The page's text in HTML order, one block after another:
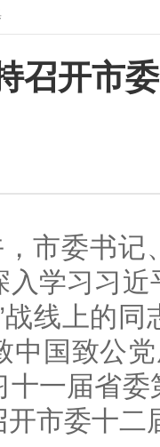
召开市
委书记
入学习习
战线上的
中国致公
十一届省
市委十二